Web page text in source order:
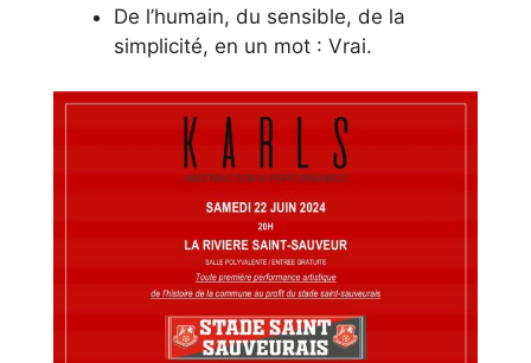
De l’humain, du sensible, de la
simplicité, en un mot : Vrai.